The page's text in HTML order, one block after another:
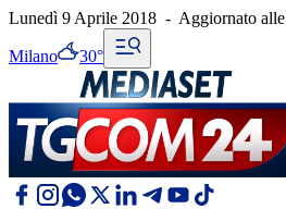
Lunedì 9 Aprile 2018 - Aggiornato alle
Milano 30°